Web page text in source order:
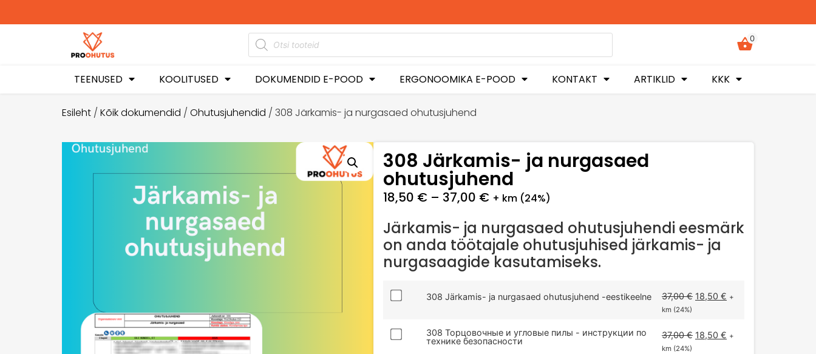
soodustusega!
0
TEENUSED KOOLITUSED DOKUMENDID E-POOD ERGONOOMIKA E-POOD KONTAKT ARTIKLID KKK
Esileht / Kõik dokumendid / Ohutusjuhendid / 308 Järkamis- ja nurgasaed ohutusjuhend
308 Järkamis- ja nurgasaed
ohutusjuhend
18,50 € – 37,00 € + km (24%)
Järkamis- ja nurgasaed ohutusjuhendi eesmärk
on anda töötajale ohutusjuhised järkamis- ja
nurgasaagide kasutamiseks.
308 Järkamis- ja nurgasaed ohutusjuhend -eestikeelne 37,00€ 18,50 € +
km (24%)
308 Торцовочные и угловые пилы - инструкции по
технике безопасности
37,00€ 18,50 € +
km (24%)